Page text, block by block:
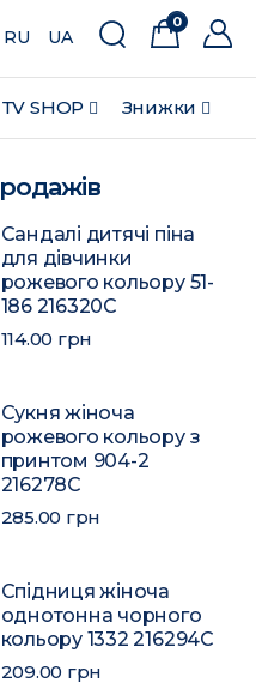
SHOP Знижки
RU UA
0
Сандалі дитячі піна
для дівчинки
рожевого кольору 51-
186 216320C
114.00 грн
Сукня жіноча
рожевого кольору з
принтом 904-2
216278C
285.00 грн
Спідниця жіноча
однотонна чорного
кольору 1332 216294C
209.00 грн